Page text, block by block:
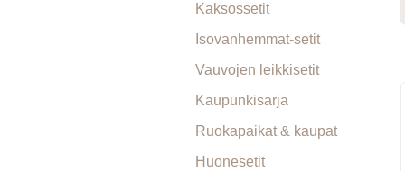
Kaksossetit
Isovanhemmat-setit
Vauvojen leikkisetit
Kaupunkisarja
Ruokapaikat & kaupat
Huonesetit